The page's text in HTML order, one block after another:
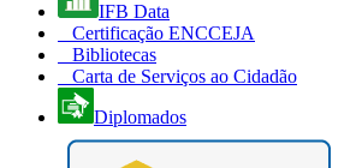
IFB Data
Certificação ENCCEJA
Bibliotecas
Carta de Serviços ao Cidadão
Diplomados